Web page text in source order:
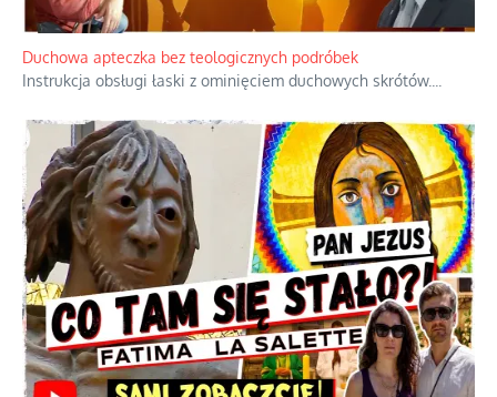
Duchowa apteczka bez teologicznych podróbek
Instrukcja obsługi łaski z ominięciem duchowych skrótów.